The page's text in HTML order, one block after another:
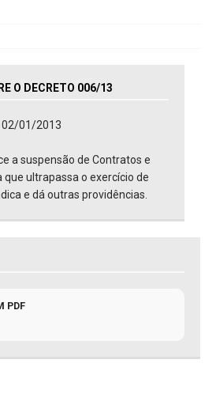
O DECRETO 006/13
02/01/2013
a suspensão de Contratos e
ultrapassa o exercício de
e dá outras providências.
PDF